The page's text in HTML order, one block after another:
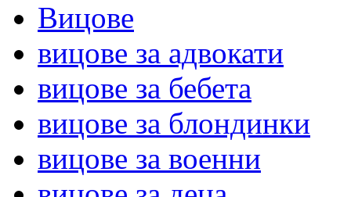
Вицове
вицове за адвокати
вицове за бебета
вицове за блондинки
вицове за военни